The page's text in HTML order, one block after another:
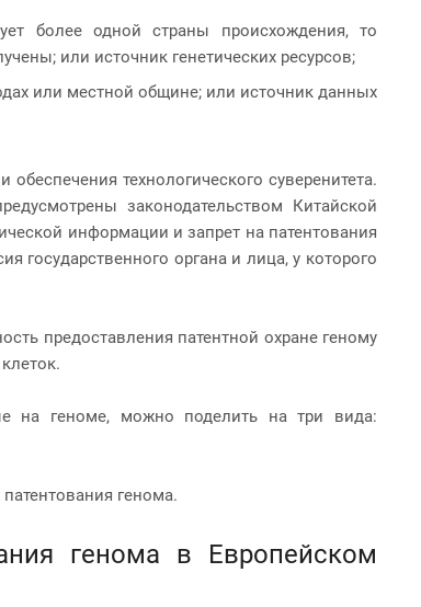
более одной страны происхождения, то
или источник генетических ресурсов;
или местной общине; или источник данных
технологического суверенитета.
законодательством Китайской
информации и запрет на патентования
государственного органа и лица, у которого
предоставления патентной охране геному
на геноме, можно поделить на три вида:
генома.
генома в Европейском